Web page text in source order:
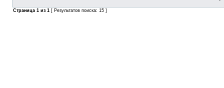
Страница 1 из 1 [ Результатов поиска: 15 ]